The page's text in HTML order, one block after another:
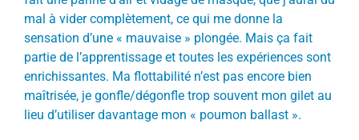
mal à vider complètement, ce qui me donne la
sensation d’une « mauvaise » plongée. Mais ça fait
partie de l’apprentissage et toutes les expériences sont
enrichissantes. Ma flottabilité n’est pas encore bien
maîtrisée, je gonfle/dégonfle trop souvent mon gilet au
lieu d’utiliser davantage mon « poumon ballast ».